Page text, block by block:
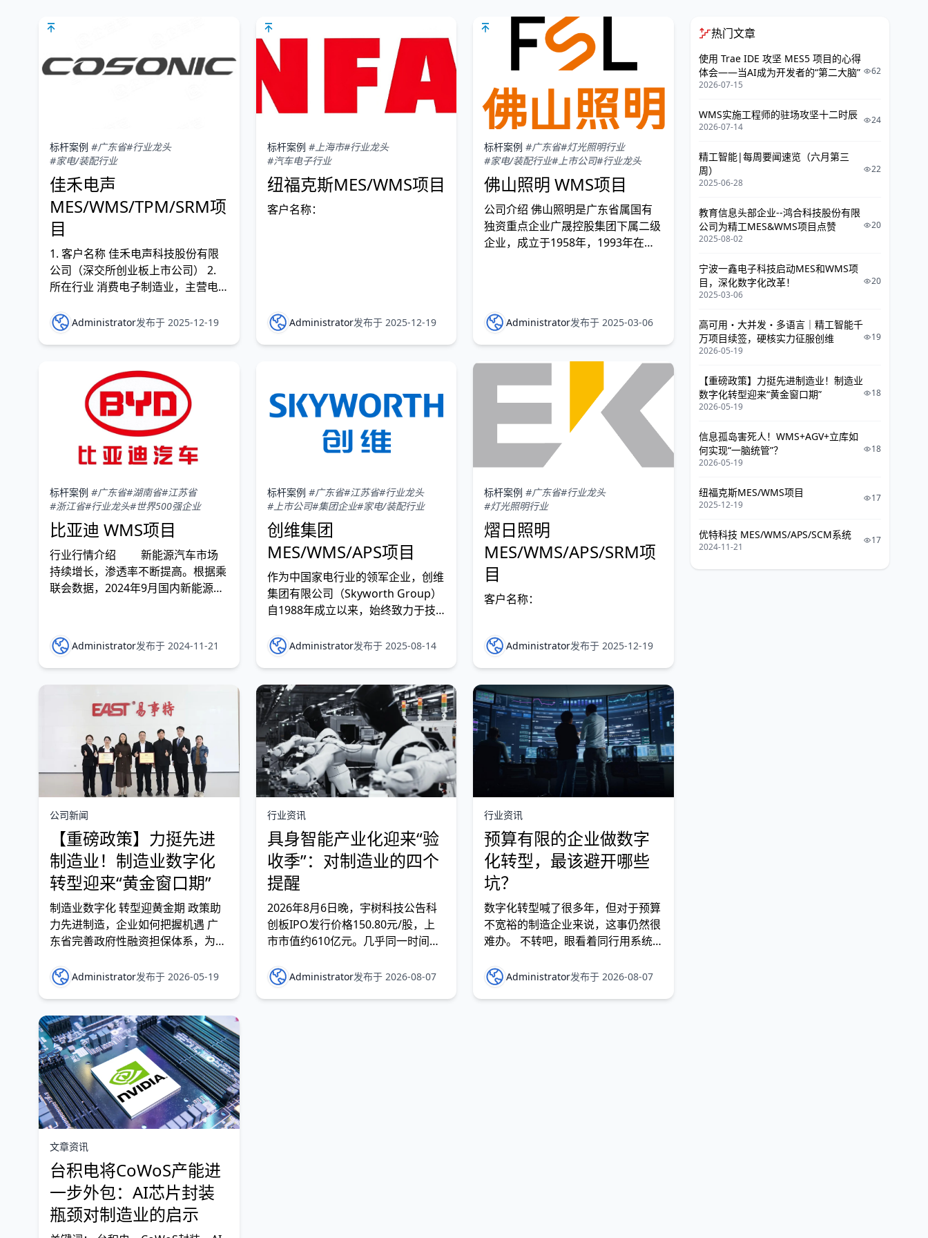
标杆案例 #广东省#行业龙头
#家电/装配行业
佳禾电声
MES/WMS/TPM/SRM项
目
1. 客户名称 佳禾电声科技股份有限
公司（深交所创业板上市公司） 2.
所在行业 消费电子制造业，主营电
业规模Administrator发布于 2025-12-19
标杆案例 #上海市#行业龙头
#汽车电子行业
纽福克斯MES/WMS项目
客户名称：
Administrator发布于 2025-12-19
标杆案例 #广东省#灯光照明行业
#家电/装配行业#上市公司#行业龙头
佛山照明 WMS项目
公司介绍 佛山照明是广东省属国有
独资重点企业广晟控股集团下属二级
企业，成立于1958年，1993年在深
Administrator发布于 2025-03-06
标杆案例 #广东省#湖南省#江苏省
#浙江省#行业龙头#世界500强企业
比亚迪 WMS项目
行业行情介绍 新能源汽车市场
持续增长，渗透率不断提高。根据乘
联会数据，2024年9月国内新能源乘
烈，各大车企纷纷推出新产品和技
术，以满足消费者日益多样化的需
求。 比亚迪是一家致力于“用技
术创新，满足人们对美好生活的向
Administrator发布于 2024-11-21
标杆案例 #广东省#江苏省#行业龙头
#上市公司#集团企业#家电/装配行业
创维集团
MES/WMS/APS项目
作为中国家电行业的领军企业，创维
集团有限公司（Skyworth Group）
自1988年成立以来，始终致力于技
2025”的战略机遇，创维积极推动智
能制造转型，通过部署WMS（仓储
统）和APS（高级计划排程系统），
构建了从仓储管理到生产
Administrator发布于 2025-08-14
标杆案例 #广东省#行业龙头
#灯光照明行业
熠日照明
MES/WMS/APS/SRM项
目
客户名称：
Administrator发布于 2025-12-19
公司新闻
【重磅政策】力挺先进
制造业！制造业数字化
转型迎来“黄金窗口期”
制造业数字化 转型迎黄金期 政策助
力先进制造，企业如何把握机遇 广
东省完善政府性融资担保体系，为电
制造业集群“增信护航”。在这场数字
化浪潮中，制造业企业如何抓住机
Administrator发布于 2026-05-19
行业资讯
具身智能产业化迎来“验
收季”：对制造业的四个
提醒
2026年8月6日晚，宇树科技公告科
创板IPO发行价格150.80元/股，上
市市值约610亿元。几乎同一时间，
售的消息也同步披露。而就在一周
前，工信部等七部门联合启动2026
Administrator发布于 2026-08-07
行业资讯
预算有限的企业做数字
化转型，最该避开哪些
坑？
数字化转型喊了很多年，但对于预算
不宽裕的制造企业来说，这事仍然很
难办。 不转吧，眼看着同行用系统
高出一大截；转吧，又不确定投进去
的钱到底能不能见到效果，万一打水
Administrator发布于 2026-08-07
文章资讯
台积电将CoWoS产能进
一步外包：AI芯片封装
瓶颈对制造业的启示
热门文章
使用 Trae IDE 攻坚 MES5 项目的心得
体会——当AI成为开发者的“第二大脑”
2026-07-15
62
WMS实施工程师的驻场攻坚十二时辰
2026-07-14
24
精工智能|每周要闻速览（六月第三
周）
2025-06-28
22
教育信息头部企业--鸿合科技股份有限
公司为精工MES&WMS项目点赞
2025-08-02
20
宁波一鑫电子科技启动MES和WMS项
目，深化数字化改革！
2025-03-06
20
高可用・大并发・多语言｜精工智能千
万项目续签，硬核实力征服创维
2026-05-19
19
【重磅政策】力挺先进制造业！制造业
数字化转型迎来“黄金窗口期”
2026-05-19
18
信息孤岛害死人！WMS+AGV+立库如
何实现“一脑统管”？
2026-05-19
18
纽福克斯MES/WMS项目
2025-12-19
17
优特科技 MES/WMS/APS/SCM系统
2024-11-21
17